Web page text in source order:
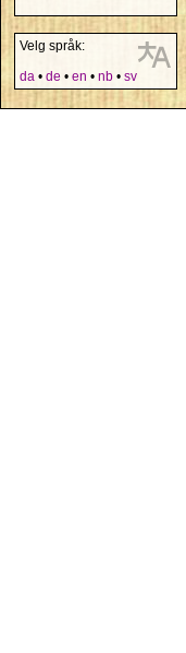
Velg språk:
da • de • en • nb • sv